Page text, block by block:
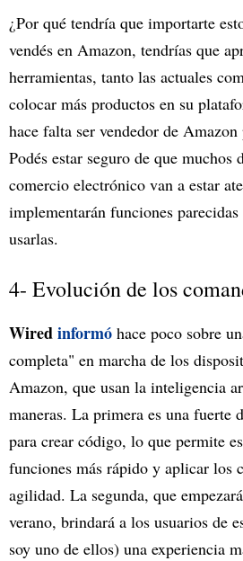
¿Por qué tendría que importarte
vendés en Amazon, tendrías que
herramientas, tanto las actuales
colocar más productos en su
hace falta ser vendedor de
Podés estar seguro de que muchos
comercio electrónico van a estar
implementarán funciones
usarlas.
4- Evolución de los
Wiredinformó hace poco sobre
completa" en marcha de los
Amazon, que usan la inteligencia
maneras. La primera es una fuerte
para crear código, lo que permite
funciones más rápido y aplicar los
agilidad. La segunda, que
verano, brindará a los usuarios de
soy uno de ellos) una experiencia